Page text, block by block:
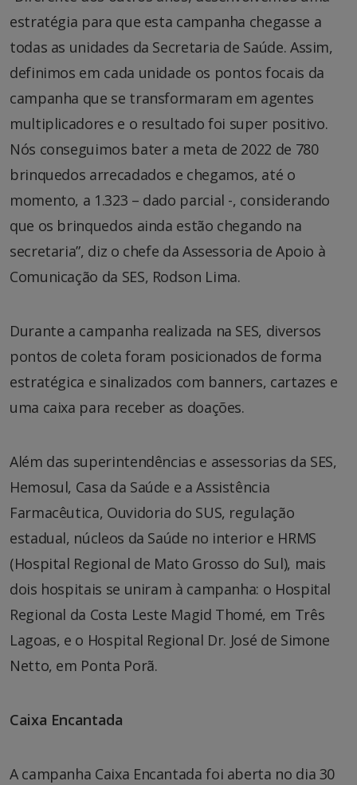
estratégia para que esta campanha chegasse a
todas as unidades da Secretaria de Saúde. Assim,
definimos em cada unidade os pontos focais da
campanha que se transformaram em agentes
multiplicadores e o resultado foi super positivo.
Nós conseguimos bater a meta de 2022 de 780
brinquedos arrecadados e chegamos, até o
momento, a 1.323 – dado parcial -, considerando
que os brinquedos ainda estão chegando na
secretaria”, diz o chefe da Assessoria de Apoio à
Comunicação da SES, Rodson Lima.
Durante a campanha realizada na SES, diversos
pontos de coleta foram posicionados de forma
estratégica e sinalizados com banners, cartazes e
uma caixa para receber as doações.
Além das superintendências e assessorias da SES,
Hemosul, Casa da Saúde e a Assistência
Farmacêutica, Ouvidoria do SUS, regulação
estadual, núcleos da Saúde no interior e HRMS
(Hospital Regional de Mato Grosso do Sul), mais
dois hospitais se uniram à campanha: o Hospital
Regional da Costa Leste Magid Thomé, em Três
Lagoas, e o Hospital Regional Dr. José de Simone
Netto, em Ponta Porã.
Caixa Encantada
A campanha Caixa Encantada foi aberta no dia 30